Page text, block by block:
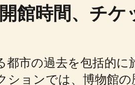
館時間、チ
市の過去を包括的
ョンでは、博物館